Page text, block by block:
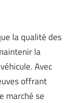
la qualité des
la
Avec
offrant
marché se